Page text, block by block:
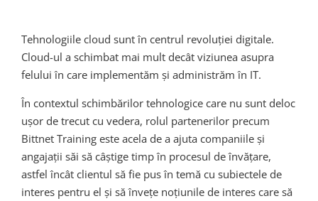
Tehnologiile cloud sunt în centrul revoluției digitale.
Cloud-ul a schimbat mai mult decât viziunea asupra
felului în care implementăm și administrăm în IT.
În contextul schimbărilor tehnologice care nu sunt deloc
ușor de trecut cu vedera, rolul partenerilor precum
Bittnet Training este acela de a ajuta companiile și
angajații săi să câștige timp în procesul de învățare,
astfel încât clientul să fie pus în temă cu subiectele de
interes pentru el și să învețe noțiunile de interes care să